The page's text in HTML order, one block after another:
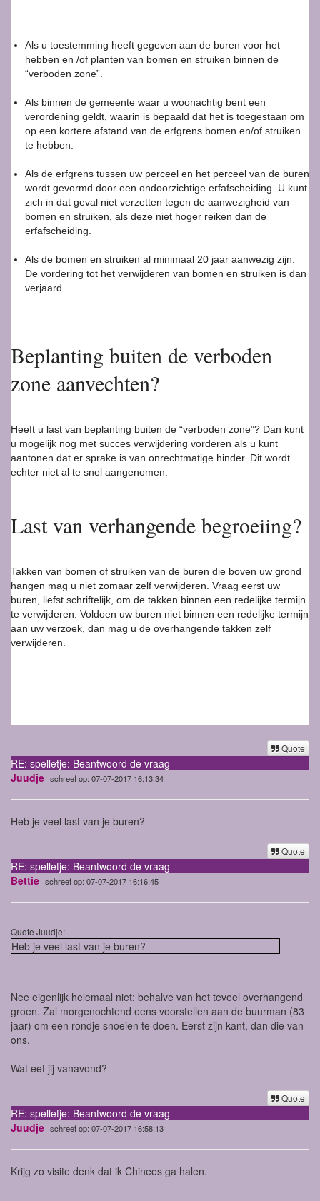
Als u toestemming heeft gegeven aan de buren voor het
hebben en /of planten van bomen en struiken binnen de
“verboden zone”.
Als binnen de gemeente waar u woonachtig bent een
verordening geldt, waarin is bepaald dat het is toegestaan om
op een kortere afstand van de erfgrens bomen en/of struiken
te hebben.
Als de erfgrens tussen uw perceel en het perceel van de buren
wordt gevormd door een ondoorzichtige erfafscheiding. U kunt
zich in dat geval niet verzetten tegen de aanwezigheid van
bomen en struiken, als deze niet hoger reiken dan de
erfafscheiding.
Als de bomen en struiken al minimaal 20 jaar aanwezig zijn.
De vordering tot het verwijderen van bomen en struiken is dan
verjaard.
Beplanting buiten de verboden
zone aanvechten?
Heeft u last van beplanting buiten de “verboden zone”? Dan kunt
u mogelijk nog met succes verwijdering vorderen als u kunt
aantonen dat er sprake is van onrechtmatige hinder. Dit wordt
echter niet al te snel aangenomen.
Last van verhangende begroeiing?
Takken van bomen of struiken van de buren die boven uw grond
hangen mag u niet zomaar zelf verwijderen. Vraag eerst uw
buren, liefst schriftelijk, om de takken binnen een redelijke termijn
te verwijderen. Voldoen uw buren niet binnen een redelijke termijn
aan uw verzoek, dan mag u de overhangende takken zelf
verwijderen.
Quote
RE: spelletje: Beantwoord de vraag
Juudje schreef op: 07-07-2017 16:13:34
Heb je veel last van je buren?
Quote
RE: spelletje: Beantwoord de vraag
Bettie schreef op: 07-07-2017 16:16:45
Quote Juudje:
Heb je veel last van je buren?
Nee eigenlijk helemaal niet; behalve van het teveel overhangend
groen. Zal morgenochtend eens voorstellen aan de buurman (83
jaar) om een rondje snoeien te doen. Eerst zijn kant, dan die van
ons.
Wat eet jij vanavond?
Quote
RE: spelletje: Beantwoord de vraag
Juudje schreef op: 07-07-2017 16:58:13
Krijg zo visite denk dat ik Chinees ga halen.